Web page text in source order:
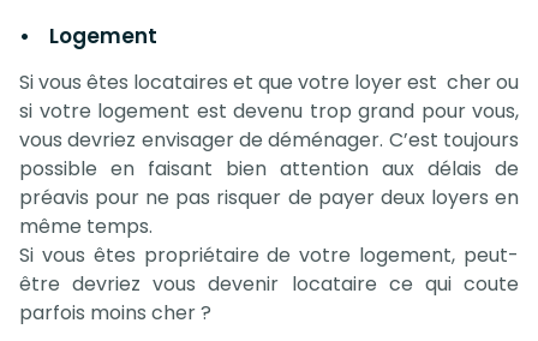
• Logement
Si vous êtes locataires et que votre loyer est cher ou
si votre logement est devenu trop grand pour vous,
vous devriez envisager de déménager. C’est toujours
possible en faisant bien attention aux délais de
préavis pour ne pas risquer de payer deux loyers en
même temps.
Si vous êtes propriétaire de votre logement, peut-
être devriez vous devenir locataire ce qui coute
parfois moins cher ?